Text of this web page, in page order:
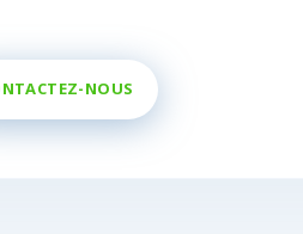
NOUS